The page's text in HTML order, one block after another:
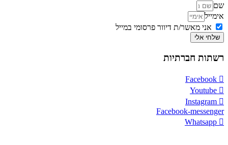
שם
אימייל
אני מאשר/ת דיוור פרסומי במייל
שלחי אלי
רשתות חברתיות
Facebook
Youtube
Instagram
Facebook-messenger
Whatsapp